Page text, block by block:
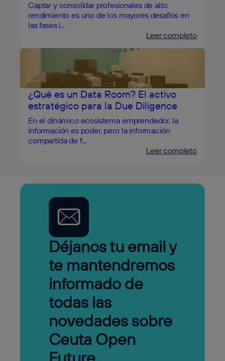
Captar y consolidar profesionales de alto
rendimiento es uno de los mayores desafíos en
las fases i...
Leer completo
¿Qué es un Data Room? El activo
estratégico para la Due Diligence
En el dinámico ecosistema emprendedor, la
información es poder, pero la información
compartida de f...
Leer completo
Déjanos tu email y
te mantendremos
informado de
todas las
novedades sobre
Ceuta Open